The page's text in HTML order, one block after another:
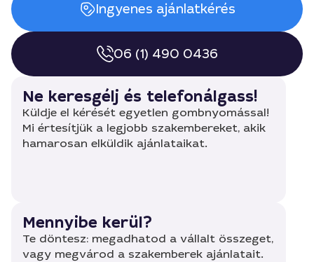
Ingyenes ajánlatkérés
06 (1) 490 0436
Ne keresgélj és telefonálgass!
Küldje el kérését egyetlen gombnyomással!
Mi értesítjük a legjobb szakembereket, akik
hamarosan elküldik ajánlataikat.
Mennyibe kerül?
Te döntesz: megadhatod a vállalt összeget,
vagy megvárod a szakemberek ajánlatait.